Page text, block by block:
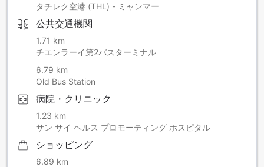
タチレク空港 (THL) - ミャンマー
公共交通機関
1.71 km
チエンラーイ第2バスターミナル
6.79 km
Old Bus Station
病院・クリニック
1.23 km
サン サイ ヘルス プロモーティング ホスピタル
ショッピング
6.89 km